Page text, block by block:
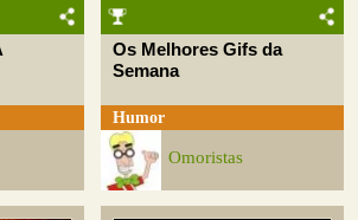
Os Melhores Gifs da
Semana
Humor
Omoristas